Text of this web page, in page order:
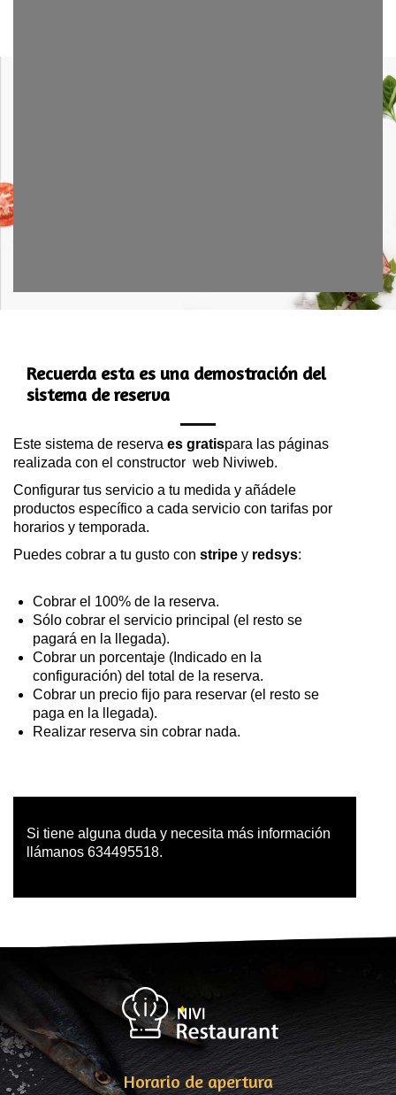
Recuerda esta es una demostración del
sistema de reserva
Este sistema de reserva es gratispara las páginas
realizada con el constructor web Niviweb.
Configurar tus servicio a tu medida y añádele
productos específico a cada servicio con tarifas por
horarios y temporada.
Puedes cobrar a tu gusto con stripe y redsys:
Cobrar el 100% de la reserva.
Sólo cobrar el servicio principal (el resto se
pagará en la llegada).
Cobrar un porcentaje (Indicado en la
configuración) del total de la reserva.
Cobrar un precio fijo para reservar (el resto se
paga en la llegada).
Realizar reserva sin cobrar nada.
Si tiene alguna duda y necesita más información
llámanos 634495518.
Horario de apertura